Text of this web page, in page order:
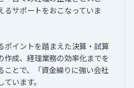
るサポートをおこなっていま
ポイントを踏まえた決算・試算
作成、経理業務の効率化までを
ことで、「資金繰りに強い会社
います。